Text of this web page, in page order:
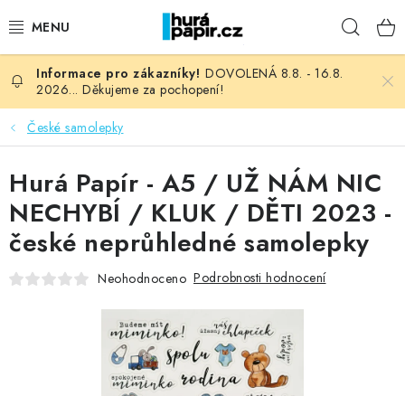
na
NOVINKY
HURÁ DÍLNA
VŠECHNO ZBOŽÍ
KNIHAŘSKÝ MATERIÁL
FOTORECENZE
DOVOLENÁ 8.8. - 16.8.
2026... Děkujeme za pochopení!
České samolepky
Hurá Papír - A5 / UŽ NÁM NIC
NECHYBÍ / KLUK / DĚTI 2023 -
české neprůhledné samolepky
Neohodnoceno Podrobnosti hodnocení